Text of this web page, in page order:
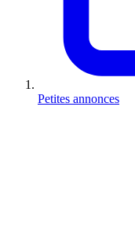
Petites annonces